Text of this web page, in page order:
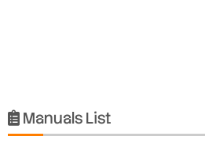
 Manuals List